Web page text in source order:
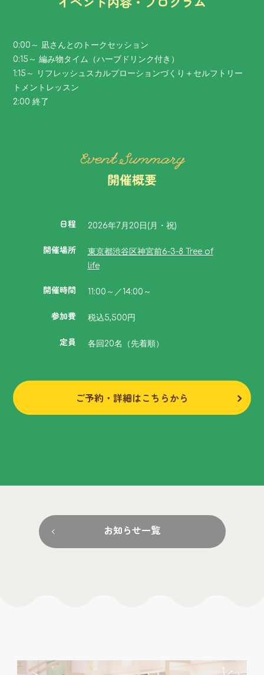
0:00～ 凪さんとのトークセッション
0:15～ 編み物タイム（ハーブドリンク付き）
1:15～ リフレッシュスカルプローションづくり＋セルフトリー
トメントレッスン
2:00 終了
Event Summary
開催概要
日程 2026年7月20日(月・祝)
開催場所
東京都渋谷区神宮前6-3-8 Tree of
life
開催時間 11:00～／14:00～
参加費 税込5,500円
定員 各回20名（先着順）
ご予約・詳細はこちらから
お知らせ一覧